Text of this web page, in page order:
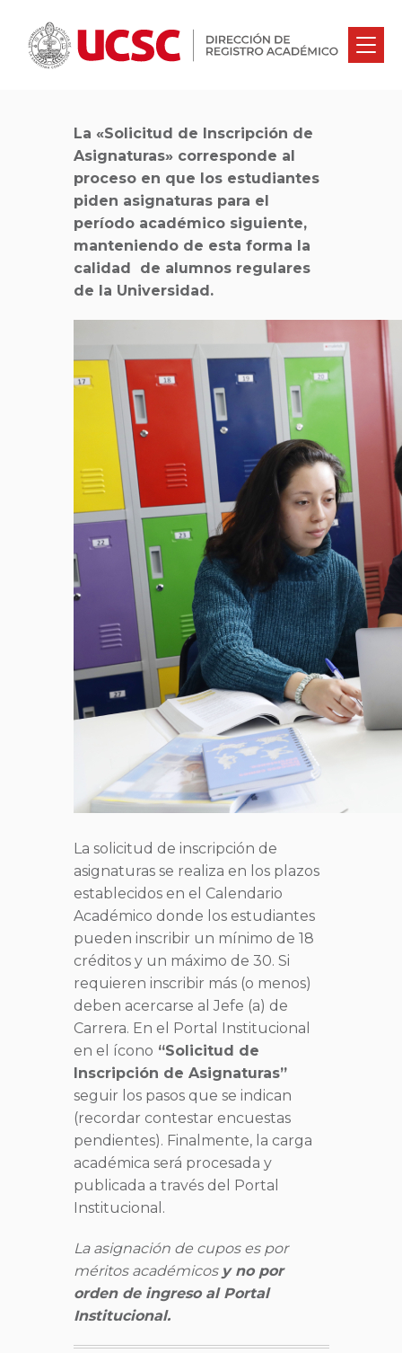
ASIGNATURAS
La «Solicitud de Inscripción de
Asignaturas» corresponde al
proceso en que los estudiantes
piden asignaturas para el
período académico siguiente,
manteniendo de esta forma la
calidad de alumnos regulares
de la Universidad.
La solicitud de inscripción de
asignaturas se realiza en los plazos
establecidos en el Calendario
Académico donde los estudiantes
pueden inscribir un mínimo de 18
créditos y un máximo de 30. Si
requieren inscribir más (o menos)
deben acercarse al Jefe (a) de
Carrera. En el Portal Institucional
en el ícono “Solicitud de
Inscripción de Asignaturas”
seguir los pasos que se indican
(recordar contestar encuestas
pendientes). Finalmente, la carga
académica será procesada y
publicada a través del Portal
Institucional.
La asignación de cupos es por
méritos académicos y no por
orden de ingreso al Portal
Institucional.